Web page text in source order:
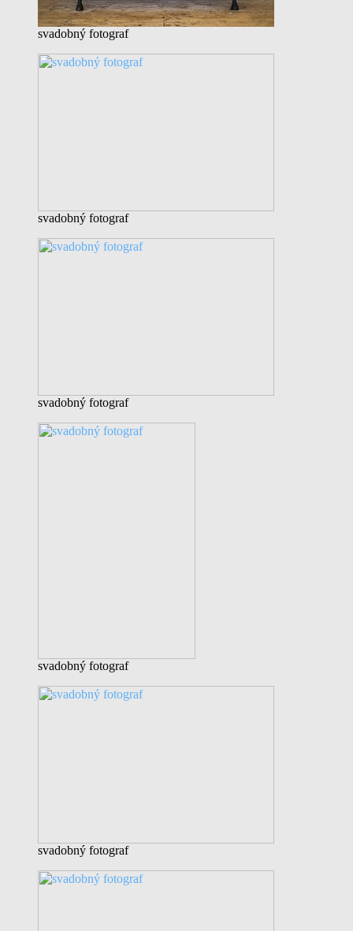
svadobný fotograf
svadobný fotograf
svadobný fotograf
svadobný fotograf
svadobný fotograf